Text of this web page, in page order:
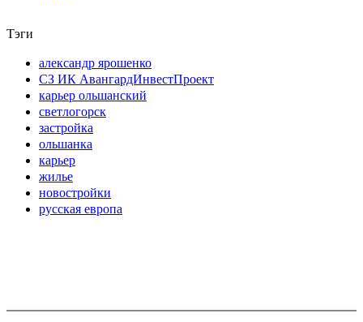
Тэги
александр ярошенко
СЗ ИК АвангардИнвестПроект
карьер ольшанский
светлогорск
застройка
ольшанка
карьер
жилье
новостройки
русская европа